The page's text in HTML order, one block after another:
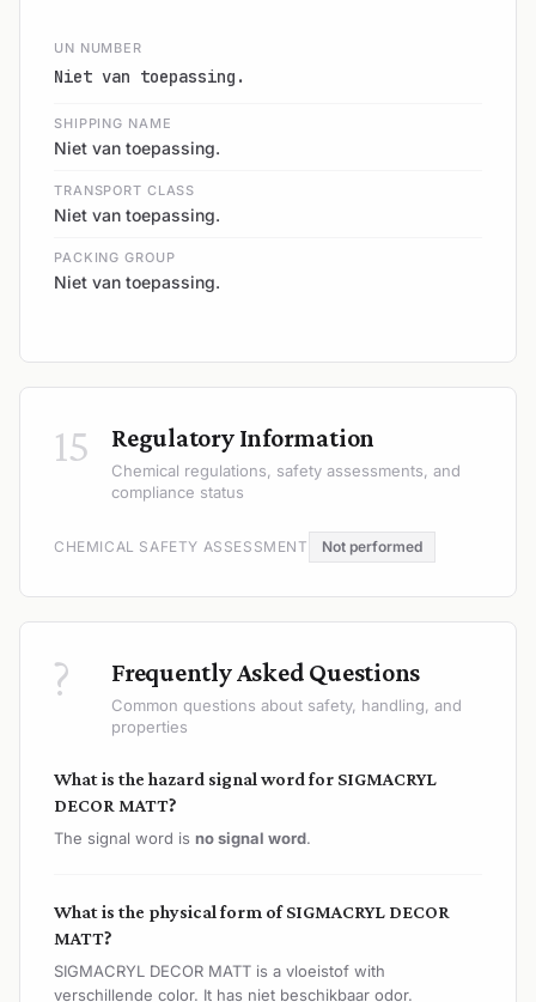
UN NUMBER
Niet van toepassing.
SHIPPING NAME
Niet van toepassing.
TRANSPORT CLASS
Niet van toepassing.
PACKING GROUP
Niet van toepassing.
15 Regulatory Information
Chemical regulations, safety assessments, and
compliance status
CHEMICAL SAFETY ASSESSMENT Not performed
? Frequently Asked Questions
Common questions about safety, handling, and
properties
What is the hazard signal word for SIGMACRYL
DECOR MATT?
The signal word is no signal word.
What is the physical form of SIGMACRYL DECOR
MATT?
SIGMACRYL DECOR MATT is a vloeistof with
verschillende color. It has niet beschikbaar odor.